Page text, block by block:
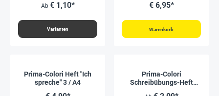
Ab € 1,10*
Varianten
magnethaftend
€ 6,95*
Warenkorb
Prima-Colori Heft "Ich
spreche" 3 / A4
Prima-Colori
Schreibübungs-Heft